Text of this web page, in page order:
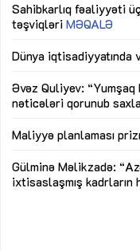
Sahibkarlıq fəaliyyəti
təşviqləri MƏQALƏ
Dünya
Əvəz Quliyev: “Yumşaq
nəticələri qorunub
Maliyyə planlaması
Gülminə Məlikzadə:
ixtisaslaşmış kadrların